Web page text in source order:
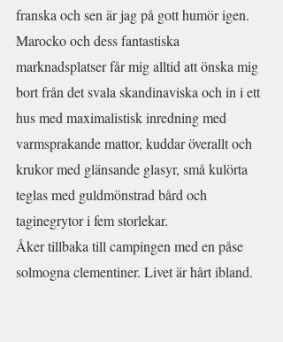
franska och sen är jag på gott humör igen.
Marocko och dess fantastiska
marknadsplatser får mig alltid att önska mig
bort från det svala skandinaviska och in i ett
hus med maximalistisk inredning med
varmsprakande mattor, kuddar överallt och
krukor med glänsande glasyr, små kulörta
teglas med guldmönstrad bård och
taginegrytor i fem storlekar.
Åker tillbaka till campingen med en påse
solmogna clementiner. Livet är hårt ibland.